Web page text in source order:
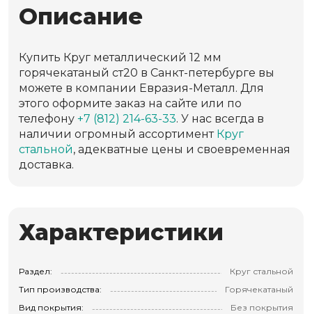
Описание
Купить Круг металлический 12 мм
горячекатаный ст20 в Санкт-петербурге вы
можете в компании Евразия-Металл. Для
этого оформите заказ на сайте или по
телефону +7 (812) 214-63-33. У нас всегда в
наличии огромный ассортимент Круг
стальной, адекватные цены и своевременная
доставка.
Характеристики
Раздел:
Круг стальной
Тип производства:
Горячекатаный
Вид покрытия:
Без покрытия